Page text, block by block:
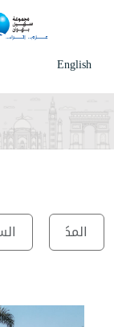
English